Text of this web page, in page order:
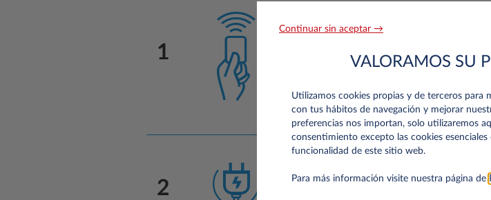
1
Identifícate con la APP o tarjeta de
carga afiliadas (no solo en las
Si utilizas la APP tendrás que
conexión a Internet para
Si utilizas la TARJETA el perfil
conexión a Internet para recargar.
2
Conecta el cable y comienza a
recargar, en la mayoría de los
Continuar sin aceptar →
VALORAMOS SU
Utilizamos cookies propias y de terceros para
con tus hábitos de navegación y mejorar
preferencias nos importan, solo utilizaremos
consentimiento excepto las cookies esenciales
funcionalidad de este sitio web.
Para más información visite nuestra página de